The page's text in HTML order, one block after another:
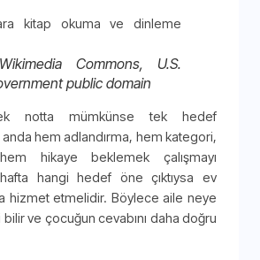
Commons, U.S.
public domain
notta mümkünse tek hedef
anda hem adlandırma, hem kategori,
hikaye beklemek çalışmayı
hafta hangi hedef öne çıktıysa ev
hizmet etmelidir. Böylece aile neye
ve çocuğun cevabını daha doğru